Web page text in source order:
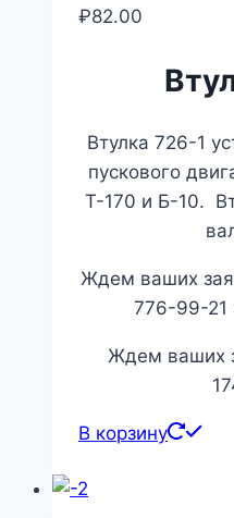
₽82.00
Втулка 726-1
пускового
Т-170 и Б-10.
Ждем ваших
776-99-21
Ждем ваших
В корзину